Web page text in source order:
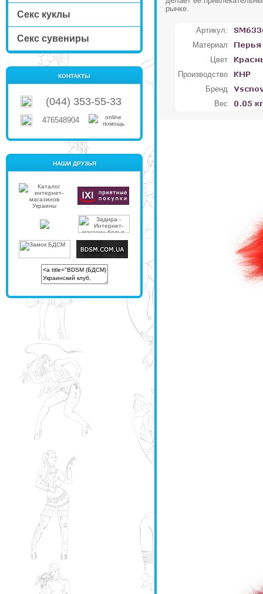
Секс куклы
Секс сувениры
КОНТАКТЫ
(044) 353-55-33
476548904
НАШИ ДРУЗЬЯ
рынке.
Артикул:
Материал
Цвет
Производство
Бренд
Вес